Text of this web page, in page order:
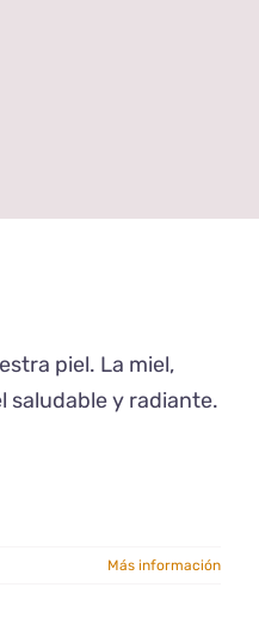
piel. La miel,
saludable y radiante.
Más información